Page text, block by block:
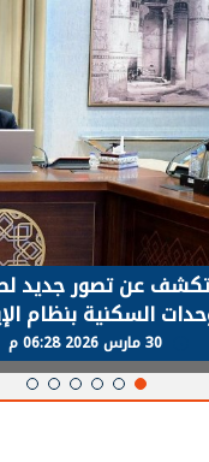
تكشف عن تصور جديد
السكنية بنظام